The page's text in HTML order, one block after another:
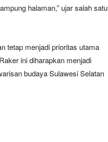
halaman,” ujar salah satu
tetap menjadi prioritas utama
ini diharapkan menjadi
budaya Sulawesi Selatan